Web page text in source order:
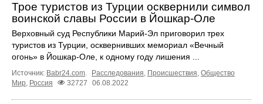
Трое туристов из Турции осквернили символ
воинской славы России в Йошкар-Оле
Верховный суд Республики Марий-Эл приговорил трех
туристов из Турции, осквернивших мемориал «Вечный
огонь» в Йошкар-Оле, к одному году лишения ...
Источник: Babr24.com. Расследования, Происшествия, Общество
Мир, Россия 32727 06.08.2022